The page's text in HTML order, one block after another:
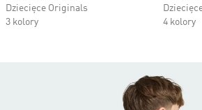
Dziecięce Originals
3 kolory
4 kolory